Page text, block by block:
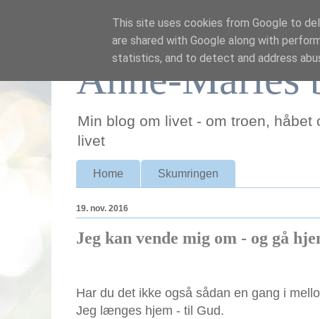
Anne-Maries
Min blog om livet - om troen,
livet
Home Skumringen
19. nov. 2016
Jeg kan vende mig om - og gå
Har du det ikke også sådan en gang i
Jeg længes hjem - til Gud.
This site uses cookies from Google to
are shared with Google along with
statistics, and to detect and address